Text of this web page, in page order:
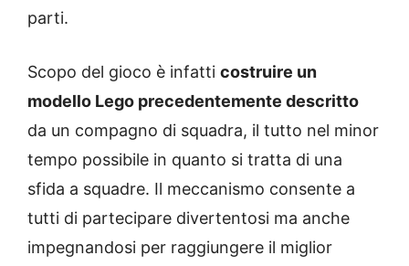
parti.
Scopo del gioco è infatti costruire un
modello Lego precedentemente descritto
da un compagno di squadra, il tutto nel minor
tempo possibile in quanto si tratta di una
sfida a squadre. Il meccanismo consente a
tutti di partecipare divertentosi ma anche
impegnandosi per raggiungere il miglior